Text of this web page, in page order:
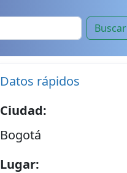
Buscar
Datos rápidos
Ciudad:
Bogotá
Lugar: